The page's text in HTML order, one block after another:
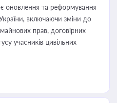
оновлення та реформування
включаючи зміни до
прав, договірних
учасників цивільних